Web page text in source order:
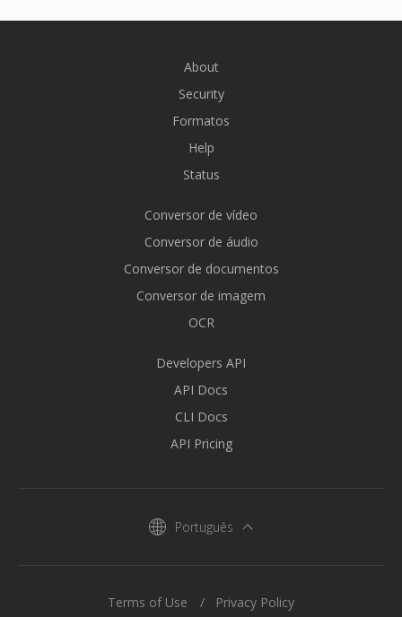
About
Security
Formatos
Help
Status
Conversor de vídeo
Conversor de áudio
Conversor de documentos
Conversor de imagem
OCR
Developers API
API Docs
CLI Docs
API Pricing
Português
Terms of Use Privacy Policy